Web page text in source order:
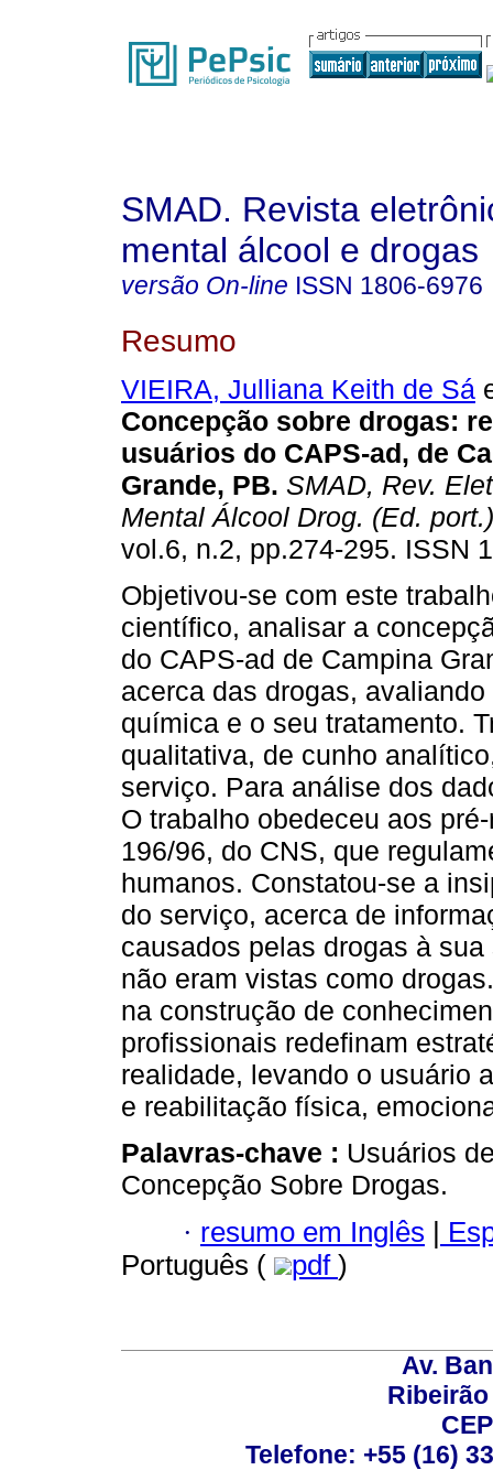
SMAD. Revista
mental álcool e drogas
versão On-line ISSN 1806-6976
Resumo
VIEIRA, Julliana Keith de Sá
Concepção sobre drogas:
usuários do CAPS-ad, de
Grande, PB. SMAD, Rev.
Mental Álcool Drog. (Ed. port.)
vol.6, n.2, pp.274-295. ISSN
Objetivou-se com este
científico, analisar a
do CAPS-ad de Campina
acerca das drogas,
química e o seu tratamento.
qualitativa, de cunho
serviço. Para análise dos
O trabalho obedeceu aos
196/96, do CNS, que
humanos. Constatou-se a
do serviço, acerca de
causados pelas drogas à
não eram vistas como
na construção de
profissionais redefinam
realidade, levando o usuário
e reabilitação física,
Palavras-chave : Usuários
Concepção Sobre Drogas.
· resumo em Inglês |
Português (
pdf )
Av.
Telefone: +55 (16)